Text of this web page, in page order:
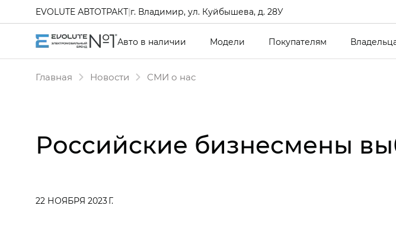
EVOLUTE АВТОТРАКТ|г. Владимир, ул. Куйбышева, д. 28У
Авто в наличии Модели Покупателям
Главная Новости СМИ о нас
Российские бизнесмены
22 НОЯБРЯ 2023 Г.